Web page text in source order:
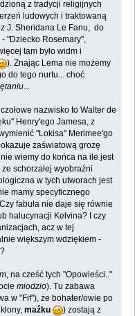
z tradycji religijnych
ludowych i traktowaną
J. Sheridana Le Fanu, do
"Dziecko Rosemary",
tam było widm i
). Znając Lema nie możemy
do tego nurtu... choć
...
nazwisko to Walter de
Henry'ego Jamesa, z
"Lokisa" Merimee'go
zaświatową grozę
wiemy do końca na ile jest
schorzałej wyobraźni
w tych utworach jest
mamy specyficznego
fabuła nie daje się równie
halucynacji Kelvina? I czy
acz w tej
większym wdziękiem -
, na cześć tych "Opowieści.."
miodzio). Tu zabawa
w "Fif"), że bohater/owie po
maźku
) zostają z